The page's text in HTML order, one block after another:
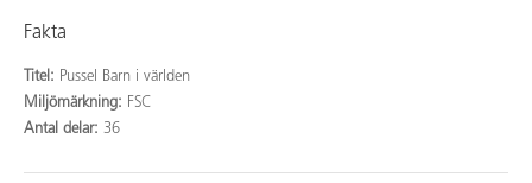
Fakta
Titel: Pussel Barn i världen
Miljömärkning: FSC
Antal delar: 36